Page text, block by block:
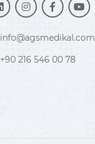
info@agsmedikal.com
+90 216 546 00 78